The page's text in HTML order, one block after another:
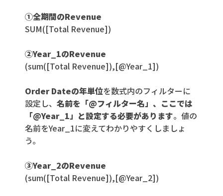
①全期間のRevenue
SUM([Total Revenue])
②Year_1のRevenue
(sum([Total Revenue]),[@Year_1])
Order Dateの年単位を数式内のフィルターに
設定し、 名前を「@フィルター名」、ここでは
「@Year_1」と設定する必要があります。値の
名前をYear_1に変えてわかりやすくしましょ
う。
③Year_2のRevenue
(sum([Total Revenue]),[@Year_2])